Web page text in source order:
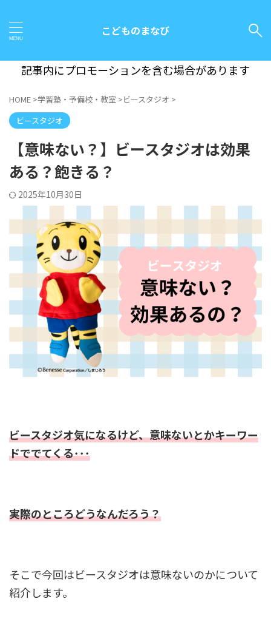
こどものまなび
記事内にプロモーションを含む場合があります
HOME >学習塾・予備校・教室 >ビースタジオ >
ビースタジオ
【意味ない？】ビースタジオは効果
ある？飽きる？
2025年10月30日
ビースタジオ気になるけど、意味ないとかキーワー
ドででてくる･･･
実際のところどうなんだろう？
そこで今回はビースタジオは意味ないのかについて
紹介します。